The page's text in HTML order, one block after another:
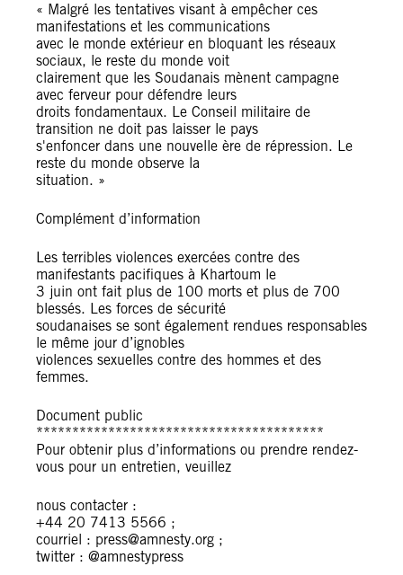
« Malgré les tentatives visant à empêcher ces
manifestations et les communications
avec le monde extérieur en bloquant les réseaux
sociaux, le reste du monde voit
clairement que les Soudanais mènent campagne
avec ferveur pour défendre leurs
droits fondamentaux. Le Conseil militaire de
transition ne doit pas laisser le pays
s'enfoncer dans une nouvelle ère de répression. Le
reste du monde observe la
situation. »
Complément d’information
Les terribles violences exercées contre des
manifestants pacifiques à Khartoum le
3 juin ont fait plus de 100 morts et plus de 700
blessés. Les forces de sécurité
soudanaises se sont également rendues responsables
le même jour d’ignobles
violences sexuelles contre des hommes et des
femmes.
Document public
****************************************
Pour obtenir plus d’informations ou prendre rendez-
vous pour un entretien, veuillez
nous contacter :
+44 20 7413 5566 ;
courriel : press@amnesty.org ;
twitter : @amnestypress